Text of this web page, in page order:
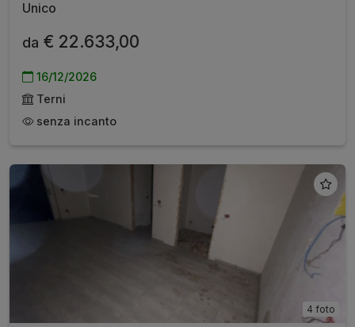
Unico
da € 22.633,00
16/12/2026
Terni
senza incanto
4 foto